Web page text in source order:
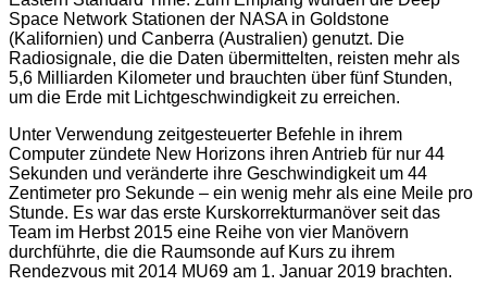
Space Network Stationen der NASA in Goldstone
(Kalifornien) und Canberra (Australien) genutzt. Die
Radiosignale, die die Daten übermittelten, reisten mehr als
5,6 Milliarden Kilometer und brauchten über fünf Stunden,
um die Erde mit Lichtgeschwindigkeit zu erreichen.
Unter Verwendung zeitgesteuerter Befehle in ihrem
Computer zündete New Horizons ihren Antrieb für nur 44
Sekunden und veränderte ihre Geschwindigkeit um 44
Zentimeter pro Sekunde – ein wenig mehr als eine Meile pro
Stunde. Es war das erste Kurskorrekturmanöver seit das
Team im Herbst 2015 eine Reihe von vier Manövern
durchführte, die die Raumsonde auf Kurs zu ihrem
Rendezvous mit 2014 MU69 am 1. Januar 2019 brachten.